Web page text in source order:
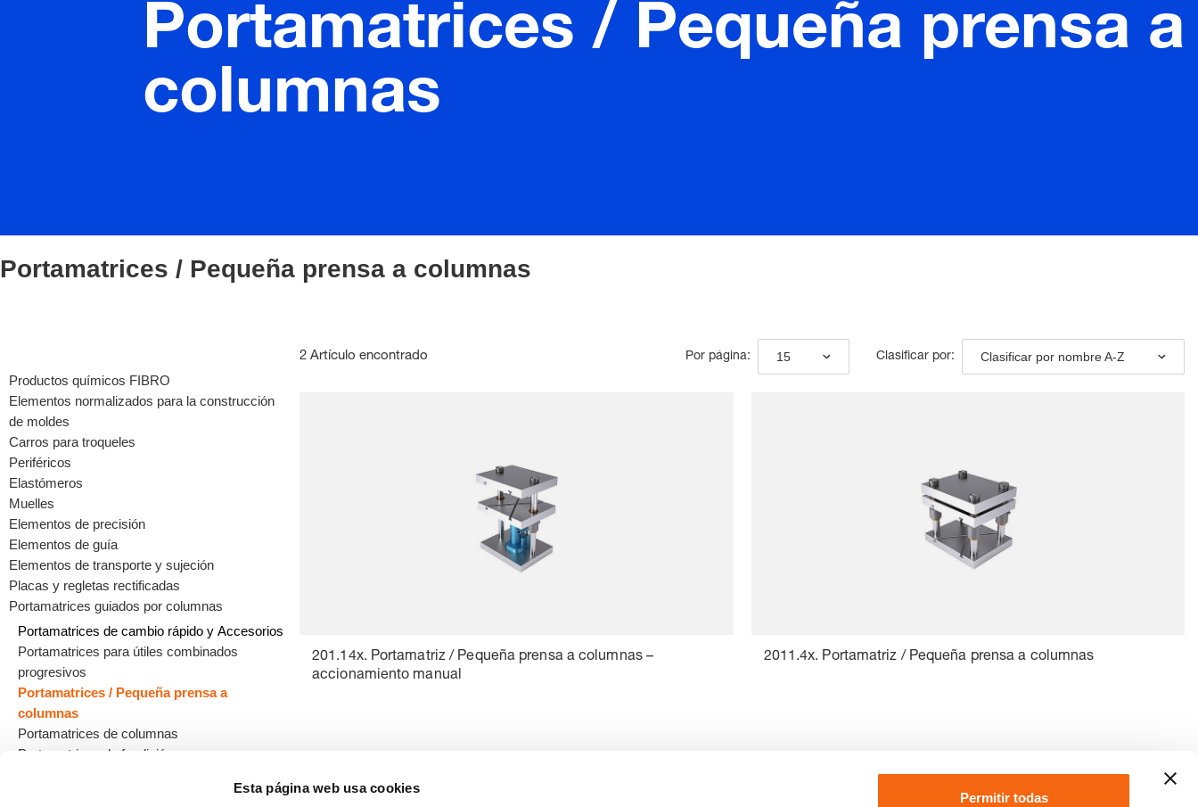
Esta página web usa cookies
Permitir todas
Portamatrices / Pequeña prensa a
columnas
Portamatrices / Pequeña prensa a columnas
Productos químicos FIBRO
Elementos normalizados para la construcción
de moldes
Carros para troqueles
Periféricos
Elastómeros
Muelles
Elementos de precisión
Elementos de guía
Elementos de transporte y sujeción
Placas y regletas rectificadas
Portamatrices guiados por columnas
Portamatrices de cambio rápido y Accesorios
Portamatrices para útiles combinados
progresivos
Portamatrices / Pequeña prensa a
columnas
Portamatrices de columnas
Portamatrices de fundición
2 Artículo encontrado Por página: 15 Clasificar por: Clasificar por nombre A-Z
201.14x. Portamatriz / Pequeña prensa a columnas –
accionamiento manual
2011.4x. Portamatriz / Pequeña prensa a columnas